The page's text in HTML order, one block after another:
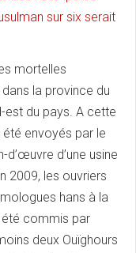
sur six serait
mortelles
la province du
est du pays. A cette
envoyés par le
d’une usine
2009, les ouvriers
hans à la
été commis par
deux Ouïghours